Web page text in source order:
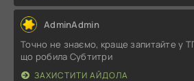
AdminAdmin
Точно не знаємо, краще запитайте у ТГ
що робила Субтитри
ЗАХИСТИТИ АЙДОЛА